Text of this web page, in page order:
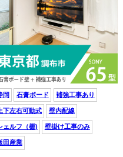
岡 石膏ボード 補強工事あり
上下左右可動式 壁内配線
ェルフ（棚) 壁掛け工事のみ
田産業